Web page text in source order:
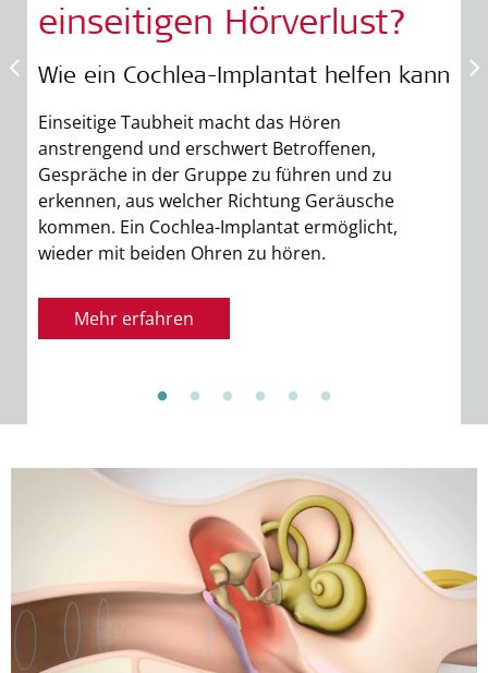
einseitigen Hörverlust?
Wie ein Cochlea-Implantat helfen kann
Einseitige Taubheit macht das Hören
anstrengend und erschwert Betroffenen,
Gespräche in der Gruppe zu führen und zu
erkennen, aus welcher Richtung Geräusche
kommen. Ein Cochlea-Implantat ermöglicht,
wieder mit beiden Ohren zu hören.
Mehr erfahren